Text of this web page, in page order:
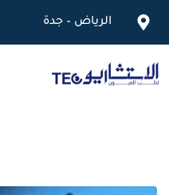
الرياض – جدة